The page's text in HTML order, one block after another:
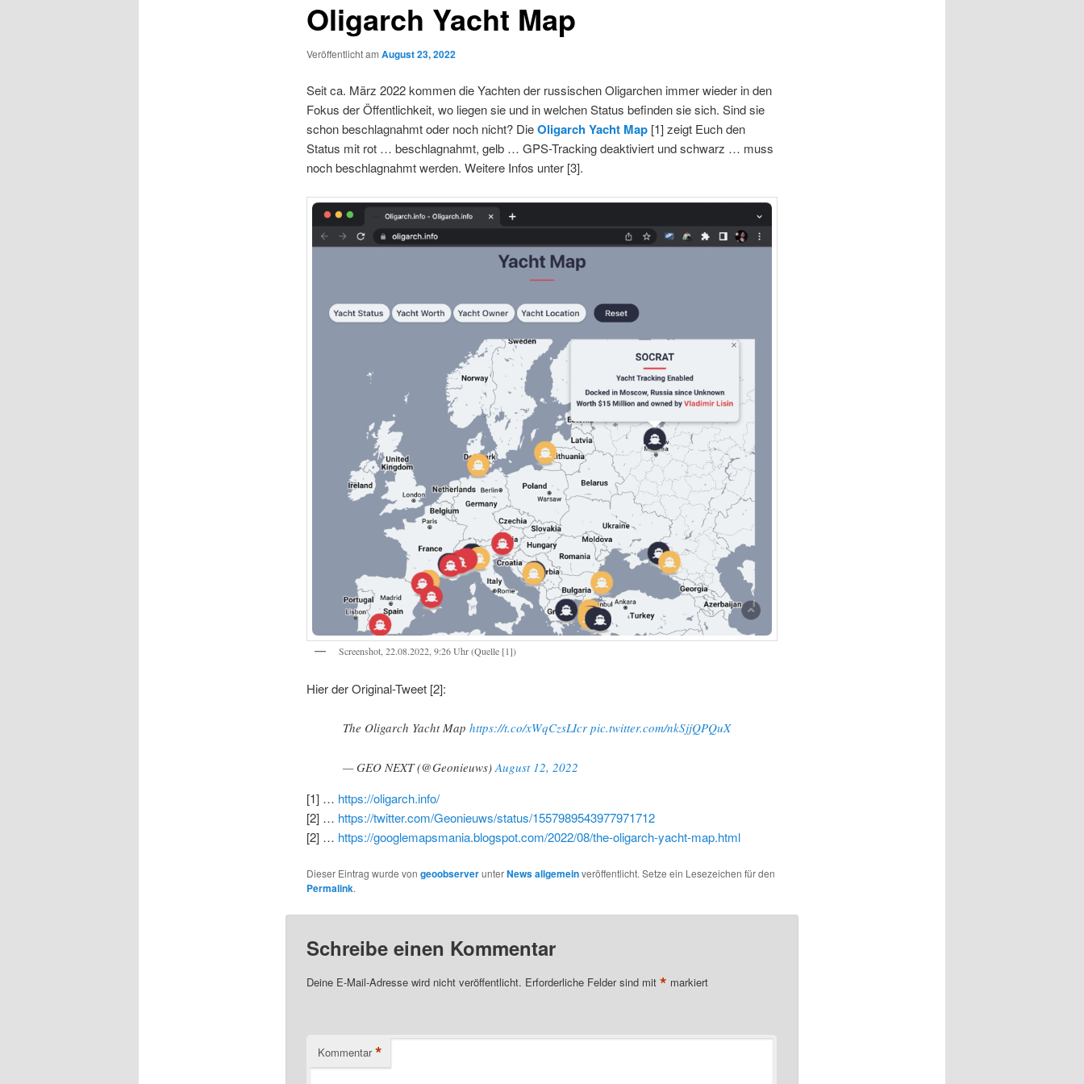
Oligarch Yacht Map
Veröffentlicht am August 23, 2022
Seit ca. März 2022 kommen die Yachten der russischen Oligarchen immer wieder in den
Fokus der Öffentlichkeit, wo liegen sie und in welchen Status befinden sie sich. Sind sie
schon beschlagnahmt oder noch nicht? DieOligarch Yacht Map[1] zeigt Euch den
Status mit rot … beschlagnahmt, gelb … GPS-Tracking deaktiviert und schwarz … muss
noch beschlagnahmt werden. Weitere Infos unter [3].
Screenshot, 22.08.2022, 9:26 Uhr (Quelle [1])
Hier der Original-Tweet [2]:
The Oligarch Yacht Map https://t.co/xWqCzsLIcr pic.twitter.com/nkSjjQPQuX
— GEO NEXT (@Geonieuws) August 12, 2022
[1] … https://oligarch.info/
[2] … https://twitter.com/Geonieuws/status/1557989543977971712
[2] … https://googlemapsmania.blogspot.com/2022/08/the-oligarch-yacht-map.html
Dieser Eintrag wurde von geoobserverunterNews allgemeinveröffentlicht. Setze ein Lesezeichen für den
Permalink.
Schreibe einen Kommentar
Deine E-Mail-Adresse wird nicht veröffentlicht. Erforderliche Felder sind mit * markiert
Kommentar *